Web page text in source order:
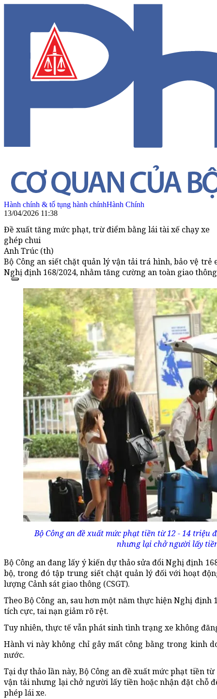
Hành chính & tố tụng hành chínhHành Chính
13/04/2026 11:38
Đề xuất tăng mức phạt, trừ điểm bằng lái tài xế chạy xe
ghép chui
Anh Trúc (th)
Bộ Công an siết chặt quản lý vận tải trá hình, bảo vệ
Nghị định 168/2024, nhằm tăng cường an toàn giao
Bộ Công an đề xuất mức phạt tiền từ 12 - 14
nhưng lại chở người lấy
Bộ Công an đang lấy ý kiến dự thảo sửa đổi Nghị định
bộ, trong đó tập trung siết chặt quản lý đối với hoạt
lượng Cảnh sát giao thông (CSGT).
Theo Bộ Công an, sau hơn một năm thực hiện Nghị
tích cực, tai nạn giảm rõ rệt.
Tuy nhiên, thực tế vẫn phát sinh tình trạng xe không
Hành vi này không chỉ gây mất công bằng trong kinh
nước.
Tại dự thảo lần này, Bộ Công an đề xuất mức phạt tiền
vận tải nhưng lại chở người lấy tiền hoặc nhận đặt chỗ
phép lái xe.